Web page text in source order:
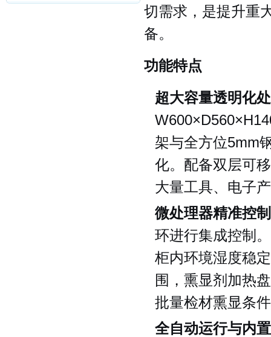
切需求，是提升重
备。
功能特点
超大容量透明化
架与全方位5mm
化。配备双层可
大量工具、电子
微处理器精准控
环进行集成控制
柜内环境湿度稳
围，熏显剂加热
批量检材熏显条
全自动运行与内